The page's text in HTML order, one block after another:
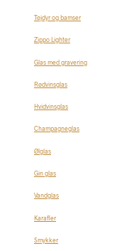
Tøjdyr og bamser
Zippo Lighter
Glas med gravering
Rødvinsglas
Hvidvinsglas
Champagneglas
Ølglas
Gin glas
Vandglas
Karafler
Smykker